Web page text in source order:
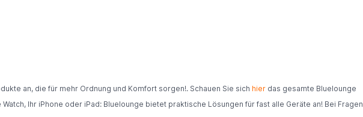
an, die für mehr Ordnung und Komfort sorgen!. Schauen Sie sich hierdas gesamte Bluelounge
Ihr iPhone oder iPad: Bluelounge bietet praktische Lösungen für fast alle Geräte an! Bei Fragen